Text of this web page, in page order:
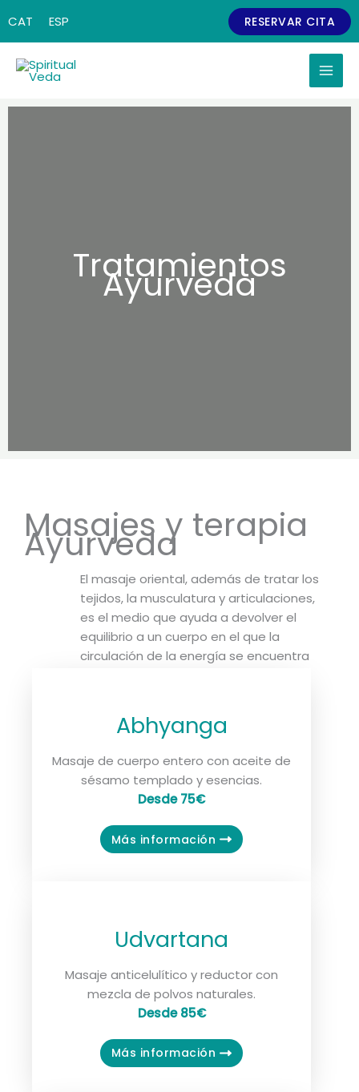
al
contenido
CAT ESP RESERVAR CITA
Tratamientos
Ayurveda
Masajes y terapia
Ayurveda
El masaje oriental, además de tratar los
tejidos, la musculatura y articulaciones,
es el medio que ayuda a devolver el
equilibrio a un cuerpo en el que la
circulación de la energía se encuentra
Conoce las diferencias entre el
masaje Ayurvédico y el quiromasaje
Abhyanga
Masaje de cuerpo entero con aceite de
sésamo templado y esencias.
Desde 75€
Más información
Udvartana
Masaje anticelulítico y reductor con
mezcla de polvos naturales.
Desde 85€
Más información